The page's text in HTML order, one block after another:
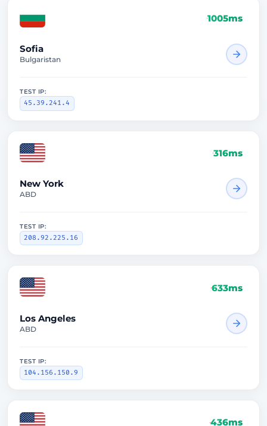
1005ms
Sofia
Bulgaristan
TEST IP:
45.39.241.4
316ms
New York
ABD
TEST IP:
208.92.225.16
633ms
Los Angeles
ABD
TEST IP:
104.156.150.9
436ms